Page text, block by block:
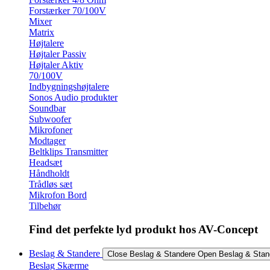
Forstærker 70/100V
Mixer
Matrix
Højtalere
Højtaler Passiv
Højtaler Aktiv
70/100V
Indbygningshøjtalere
Sonos Audio produkter
Soundbar
Subwoofer
Mikrofoner
Modtager
Beltklips Transmitter
Headsæt
Håndholdt
Trådløs sæt
Mikrofon Bord
Tilbehør
Find det perfekte lyd produkt hos AV-Concept
Beslag & Standere Close Beslag & Standere Open Beslag &
Beslag Skærme